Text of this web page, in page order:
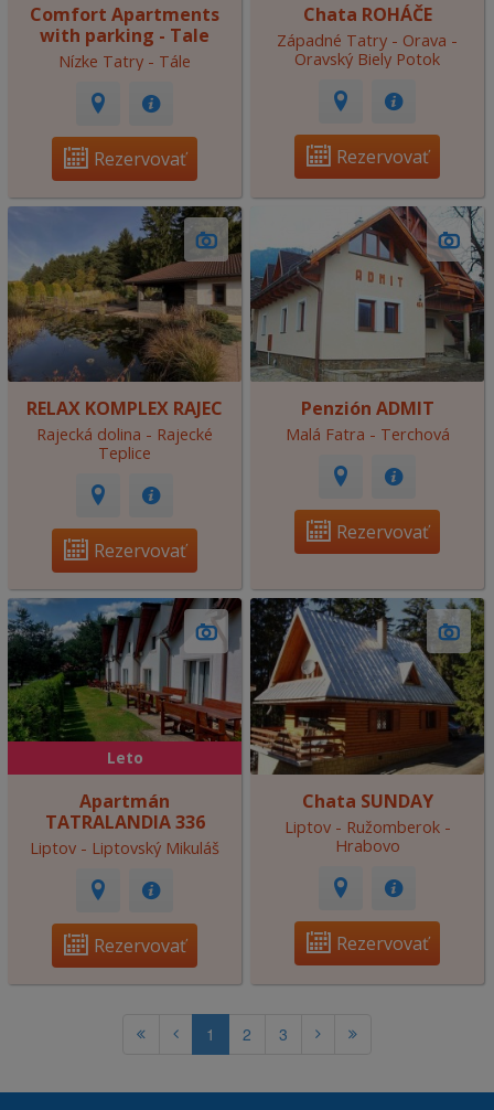
Comfort Apartments
with parking - Tale
Nízke Tatry - Tále
Rezervovať
Chata ROHÁČE
Západné Tatry - Orava -
Oravský Biely Potok
Rezervovať
RELAX KOMPLEX RAJEC
Rajecká dolina - Rajecké
Teplice
Rezervovať
Penzión ADMIT
Malá Fatra - Terchová
Rezervovať
Leto
Apartmán
TATRALANDIA 336
Liptov - Liptovský Mikuláš
Rezervovať
Chata SUNDAY
Liptov - Ružomberok -
Hrabovo
Rezervovať
1 2 3